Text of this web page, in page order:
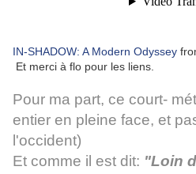
IN-SHADOW: A Modern Odyssey
Et merci à flo pour les liens.
Pour ma part, ce court-
entier en pleine face, et
l'occident)
Et comme il est dit: "Loin